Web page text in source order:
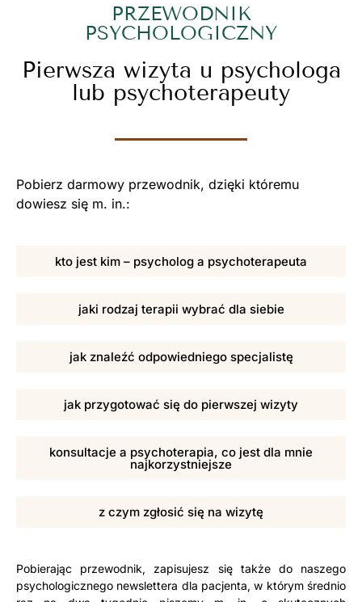
PRZEWODNIK
PSYCHOLOGICZNY
Pierwsza wizyta u psychologa
lub psychoterapeuty
Pobierz darmowy przewodnik, dzięki któremu
dowiesz się m. in.:
kto jest kim – psycholog a psychoterapeuta
jaki rodzaj terapii wybrać dla siebie
jak znaleźć odpowiedniego specjalistę
jak przygotować się do pierwszej wizyty
konsultacje a psychoterapia, co jest dla mnie
najkorzystniejsze
z czym zgłosić się na wizytę
Pobierając przewodnik, zapisujesz się także do naszego
psychologicznego newslettera dla pacjenta, w którym średnio